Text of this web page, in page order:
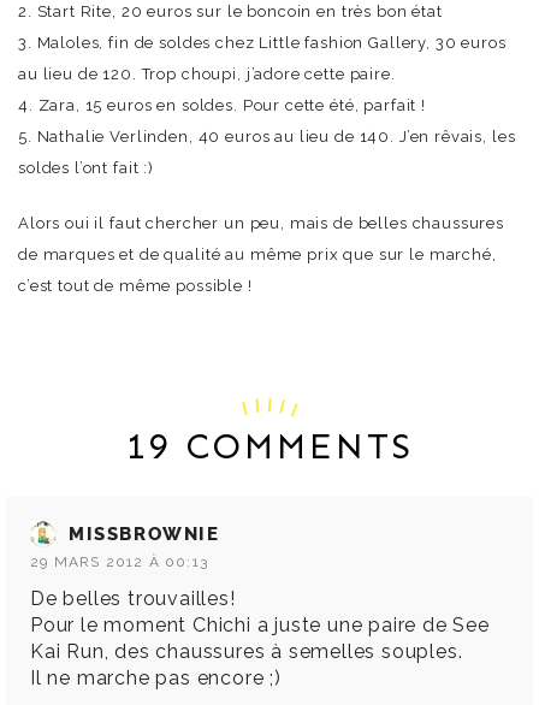
2. Start Rite, 20 euros sur le boncoin en très bon état
3. Maloles, fin de soldes chez Little fashion Gallery, 30 euros
au lieu de 120. Trop choupi, j’adore cette paire.
4. Zara, 15 euros en soldes. Pour cette été, parfait !
5. Nathalie Verlinden, 40 euros au lieu de 140. J’en rêvais, les
soldes l’ont fait :)
Alors oui il faut chercher un peu, mais de belles chaussures
de marques et de qualité au même prix que sur le marché,
c’est tout de même possible !
19 COMMENTS
MISSBROWNIE
29 MARS 2012 À 00:13
De belles trouvailles!
Pour le moment Chichi a juste une paire de See
Kai Run, des chaussures à semelles souples.
Il ne marche pas encore ;)